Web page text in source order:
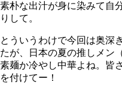
素朴な出汁が身に染みて自
りして。
とういうわけで今回は奥深
たが、日本の夏の推しメン
素麺か冷やし中華よね。皆
を付けてー！